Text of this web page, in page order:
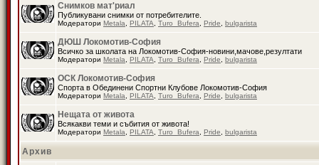
Снимков мат'риал
Публикувани снимки от потребителите.
Модератори Metala PILATA Turo_Bufera Pride bulgarista
ДЮШ Локомотив-София
Всичко за школата на Локомотив-София-новини,мачове,резултати
Модератори Metala PILATA Turo_Bufera Pride bulgarista
ОСК Локомотив-София
Спорта в Обединени Спортни Клубове Локомотив-София
Модератори Metala PILATA Turo_Bufera Pride bulgarista
Нещата от живота
Всякакви теми и събития от живота!
Модератори Metala PILATA Turo_Bufera Pride bulgarista
Архив